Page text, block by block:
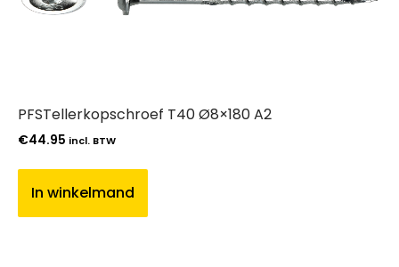
PFSTellerkopschroef T40 Ø8×180 A2
€44.95 incl. BTW
In winkelmand